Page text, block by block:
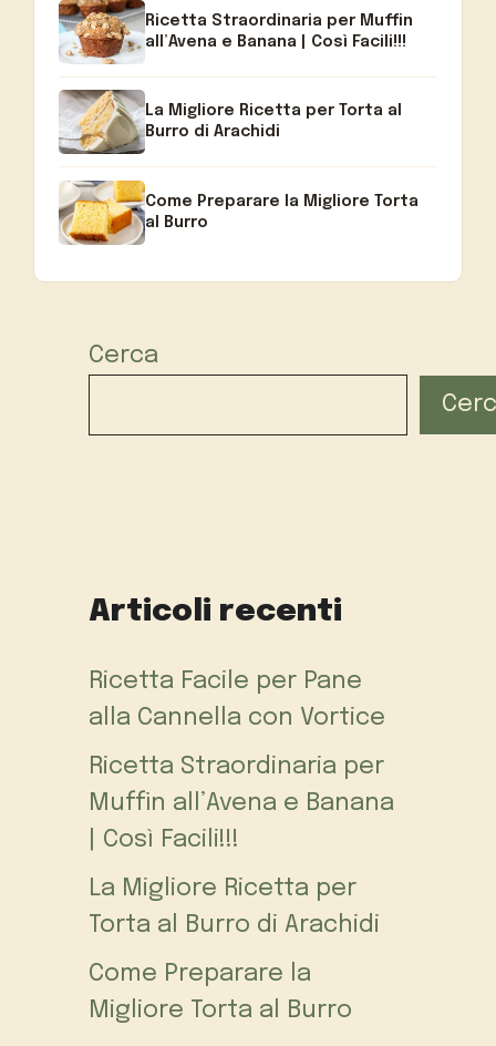
Ricetta Straordinaria per Muffin
all’Avena e Banana | Così Facili!!!
La Migliore Ricetta per Torta al
Burro di Arachidi
Come Preparare la Migliore Torta
al Burro
Cerca
Articoli recenti
Ricetta Facile per Pane
alla Cannella con Vortice
Ricetta Straordinaria per
Muffin all’Avena e Banana
| Così Facili!!!
La Migliore Ricetta per
Torta al Burro di Arachidi
Come Preparare la
Migliore Torta al Burro